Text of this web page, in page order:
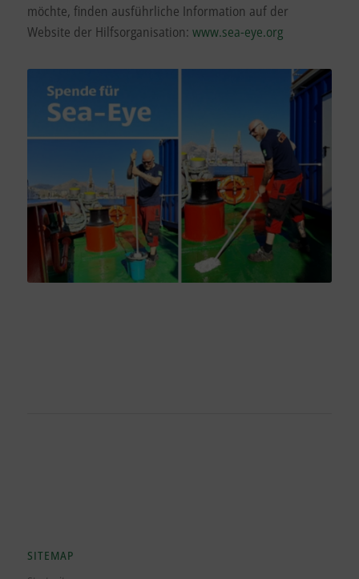
möchte, finden ausführliche Information auf der
Website der Hilfsorganisation: www.sea-eye.org
SITEMAP